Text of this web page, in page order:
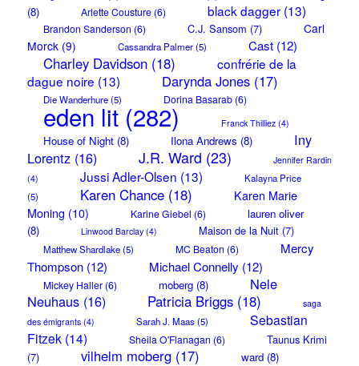
(8)
Arlette Cousture(6) black dagger(13)
Brandon Sanderson (6) C.J. Sansom (7)
Carl
Morck(9) Cassandra Palmer(5) Cast(12)
Charley Davidson(18)
confrérie de la
dague noire (13) Darynda Jones(17)
Die Wanderhure(5) Dorina Basarab(6)
eden lit(282) Franck Thilliez(4)
House of Night(8) Ilona Andrews (8)
Iny
Lorentz(16) J.R. Ward (23)
Jennifer Rardin
(4)
Jussi Adler-Olsen (13)
Kalayna Price
(5)
Karen Chance(18)
Karen Marie
Moning (10) Karine Giebel (6)
lauren oliver
(8)
Linwood Barclay(4) Maison de la Nuit(7)
Matthew Shardlake(5) MC Beaton (6)
Mercy
Thompson(12) Michael Connelly (12)
Mickey Haller(6) moberg(8)
Nele
Neuhaus(16) Patricia Briggs(18)
saga
des émigrants(4) Sarah J. Maas(5)
Sebastian
Fitzek(14) Sheila O'Flanagan (6)
Taunus Krimi
(7)
vilhelm moberg(17) ward(8)